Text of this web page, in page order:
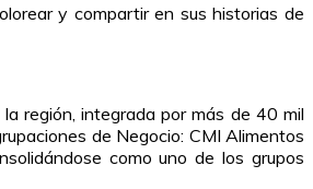
y compartir en sus historias de
región, integrada por más de 40 mil
de Negocio: CMI Alimentos
como uno de los grupos